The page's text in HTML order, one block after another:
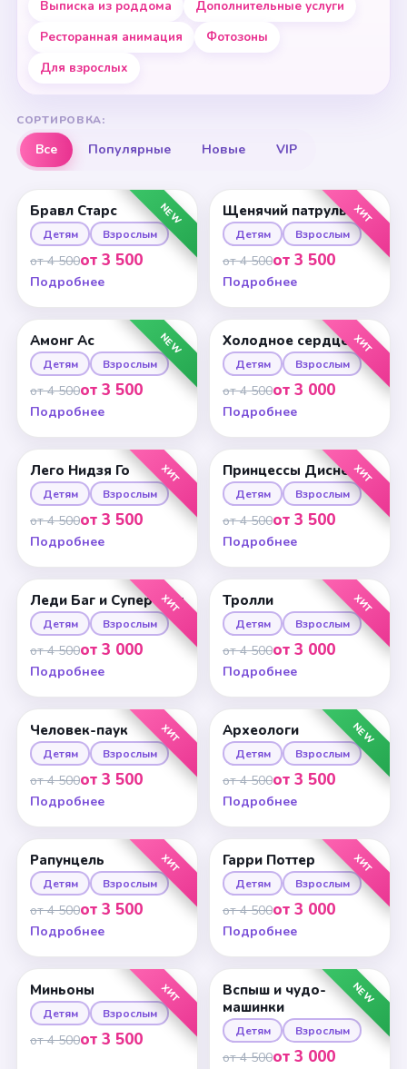
Выписка из роддома
Дополнительные услуги
Ресторанная анимация
Фотозоны
Для взрослых
СОРТИРОВКА:
Все Популярные Новые VIP
NEW
Бравл Старс
Детям Взрослым
от 4 500от 3 500
Подробнее
ХИТ
Щенячий патруль
Детям Взрослым
от 4 500от 3 500
Подробнее
NEW
Амонг Ас
Детям Взрослым
от 4 500от 3 500
Подробнее
ХИТ
Холодное сердце
Детям Взрослым
от 4 500от 3 000
Подробнее
ХИТ
Лего Нидзя Го
Детям Взрослым
от 4 500от 3 500
Подробнее
ХИТ
Принцессы Диснея
Детям Взрослым
от 4 500от 3 500
Подробнее
ХИТ
Леди Баг и Супер-Кот
Детям Взрослым
от 4 500от 3 000
Подробнее
ХИТ
Тролли
Детям Взрослым
от 4 500от 3 000
Подробнее
ХИТ
Человек-паук
Детям Взрослым
от 4 500от 3 500
Подробнее
NEW
Археологи
Детям Взрослым
от 4 500от 3 500
Подробнее
ХИТ
Рапунцель
Детям Взрослым
от 4 500от 3 500
Подробнее
ХИТ
Гарри Поттер
Детям Взрослым
от 4 500от 3 000
Подробнее
ХИТ
Миньоны
Детям Взрослым
от 4 500от 3 500
NEW
Вспыш и чудо-
машинки
Детям Взрослым
от 4 500от 3 000